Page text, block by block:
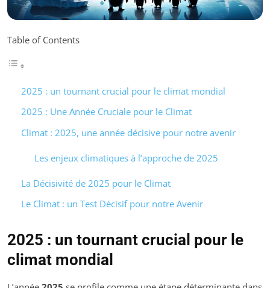
Table of Contents
2025 : un tournant crucial pour le climat mondial
2025 : Une Année Cruciale pour le Climat
Climat : 2025, une année décisive pour notre avenir
Les enjeux climatiques à l’approche de 2025
La Décisivité de 2025 pour le Climat
Le Climat : un Test Décisif pour notre Avenir
2025 : un tournant crucial pour le
climat mondial